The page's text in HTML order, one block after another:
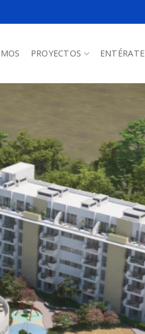
PROYECTOS ENTÉRATE